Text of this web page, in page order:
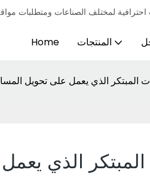
Home المنتجات
المبتكر الذي يعمل على تحويل
الذي